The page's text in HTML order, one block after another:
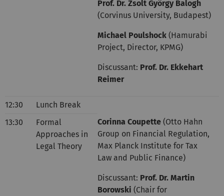
Prof. Dr. Zsolt György Balogh
(Corvinus University, Budapest)
Michael Poulshock (Hamurabi
Project, Director, KPMG)
Discussant: Prof. Dr. Ekkehart
Reimer
12:30
Lunch Break
13:30
Formal
Approaches in
Legal Theory
Corinna Coupette (Otto Hahn
Group on Financial Regulation,
Max Planck Institute for Tax
Law and Public Finance)
Discussant: Prof. Dr. Martin
Borowski (Chair for